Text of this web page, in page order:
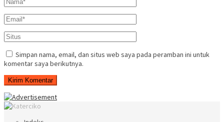
Simpan nama, email, dan situs web saya pada peramban ini untuk
komentar saya berikutnya.